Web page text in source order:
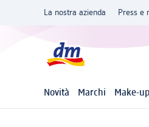
La nostra azienda Press e
Novità Marchi Make-up